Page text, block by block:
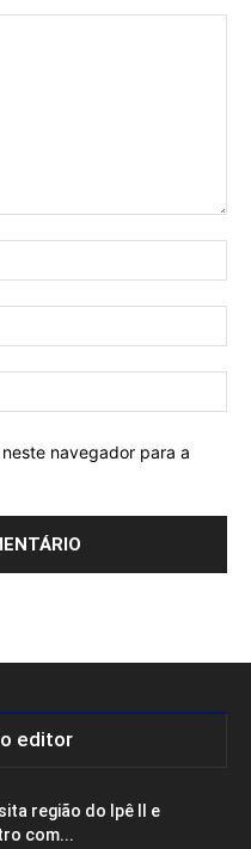
navegador para a
editor
região do Ipê II e
com...